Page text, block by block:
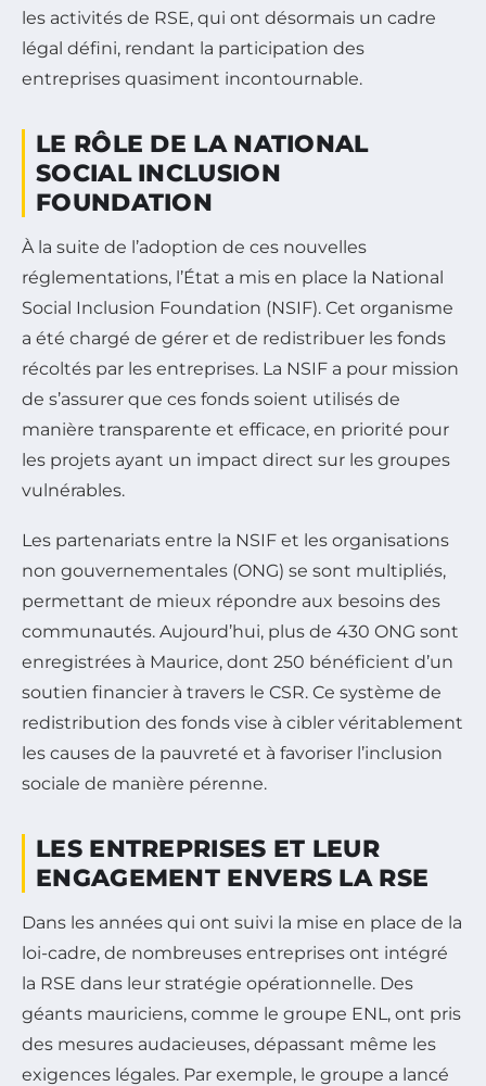
les activités de RSE, qui ont désormais un cadre
légal défini, rendant la participation des
entreprises quasiment incontournable.
LE RÔLE DE LA NATIONAL
SOCIAL INCLUSION
FOUNDATION
À la suite de l’adoption de ces nouvelles
réglementations, l’État a mis en place la National
Social Inclusion Foundation (NSIF). Cet organisme
a été chargé de gérer et de redistribuer les fonds
récoltés par les entreprises. La NSIF a pour mission
de s’assurer que ces fonds soient utilisés de
manière transparente et efficace, en priorité pour
les projets ayant un impact direct sur les groupes
vulnérables.
Les partenariats entre la NSIF et les organisations
non gouvernementales (ONG) se sont multipliés,
permettant de mieux répondre aux besoins des
communautés. Aujourd’hui, plus de 430 ONG sont
enregistrées à Maurice, dont 250 bénéficient d’un
soutien financier à travers le CSR. Ce système de
redistribution des fonds vise à cibler véritablement
les causes de la pauvreté et à favoriser l’inclusion
sociale de manière pérenne.
LES ENTREPRISES ET LEUR
ENGAGEMENT ENVERS LA RSE
Dans les années qui ont suivi la mise en place de la
loi-cadre, de nombreuses entreprises ont intégré
la RSE dans leur stratégie opérationnelle. Des
géants mauriciens, comme le groupe ENL, ont pris
des mesures audacieuses, dépassant même les
exigences légales. Par exemple, le groupe a lancé